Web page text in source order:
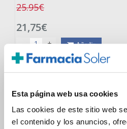
Esta página web usa cookies
Las cookies de este sitio web
el contenido y los anuncios,
25.95€
21,75€
- + Añadir